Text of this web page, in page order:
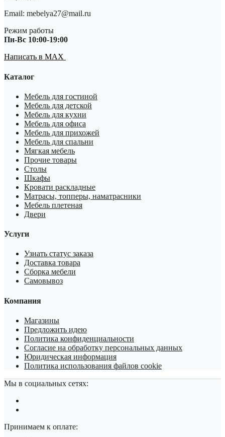
Email: mebelya27@mail.ru
Режим работы
Пн-Вс 10:00-19:00
Написать в MAX
Каталог
Мебель для гостиной
Мебель для детской
Мебель для кухни
Мебель для офиса
Мебель для прихожей
Мебель для спальни
Мягкая мебель
Прочие товары
Столы
Шкафы
Кровати раскладные
Матрасы, топперы, наматрасники
Мебель плетеная
Двери
Услуги
Узнать статус заказа
Доставка товара
Сборка мебели
Самовывоз
Компания
Магазины
Предложить идею
Политика конфиденциальности
Согласие на обработку персональных данных
Юридическая информация
Политика использования файлов cookie
Мы в социальных сетях:
Принимаем к оплате: